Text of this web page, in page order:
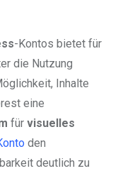
-Kontos bietet für
die Nutzung
Inhalte
eine
für visuelles
den
deutlich zu